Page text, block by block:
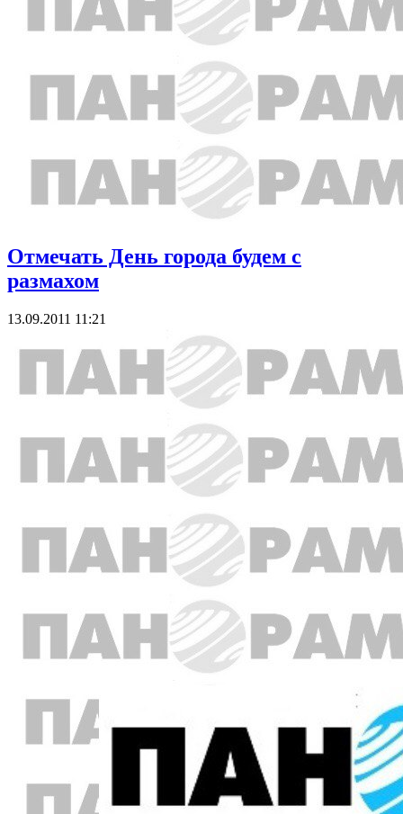
Отмечать День города будем с
размахом
13.09.2011 11:21